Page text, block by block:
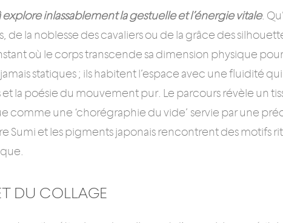
explore inlassablement la gestuelle et l’énergie vitale.
de la noblesse des cavaliers ou de la grâce des
où le corps transcende sa dimension physique
statiques ; ils habitent l’espace avec une fluidité qui
la poésie du mouvement pur. Le parcours révèle un
comme une ‘chorégraphie du vide’ servie par une
Sumi et les pigments japonais rencontrent des motifs
DU COLLAGE